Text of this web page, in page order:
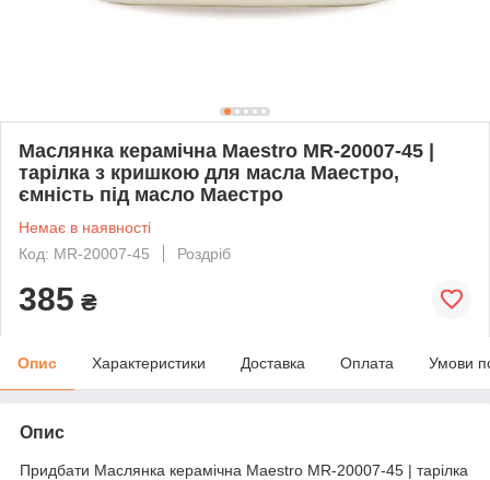
Маслянка керамічна Maestro MR-20007-45 |
тарілка з кришкою для масла Маестро,
ємність під масло Маестро
Немає в наявності
Код: MR-20007-45
Роздріб
385 ₴
Опис Характеристики Доставка Оплата Умови
Опис
Придбати Маслянка керамічна Maestro MR-20007-45 | тарілка